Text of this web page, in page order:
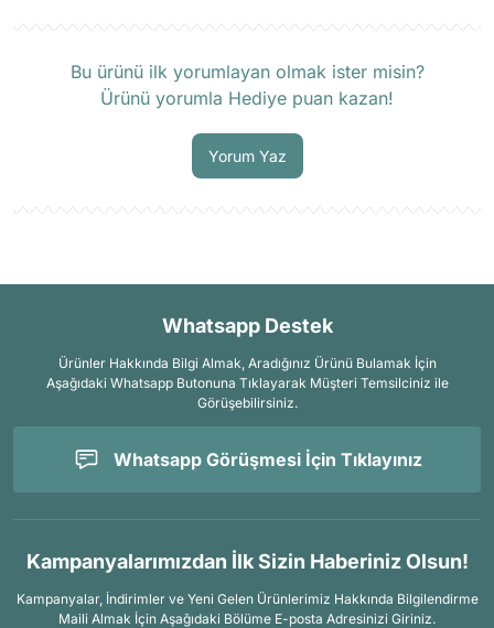
Bu ürünü ilk yorumlayan olmak ister misin?
Ürünü yorumla Hediye puan kazan!
Yorum Yaz
Whatsapp Destek
Ürünler Hakkında Bilgi Almak, Aradığınız Ürünü Bulamak İçin
Aşağıdaki Whatsapp Butonuna Tıklayarak Müşteri Temsilciniz ile
Görüşebilirsiniz.
Whatsapp Görüşmesi İçin Tıklayınız
Kampanyalarımızdan İlk Sizin Haberiniz Olsun!
Kampanyalar, İndirimler ve Yeni Gelen Ürünlerimiz Hakkında Bilgilendirme
Maili Almak İçin Aşağıdaki Bölüme E-posta Adresinizi Giriniz.